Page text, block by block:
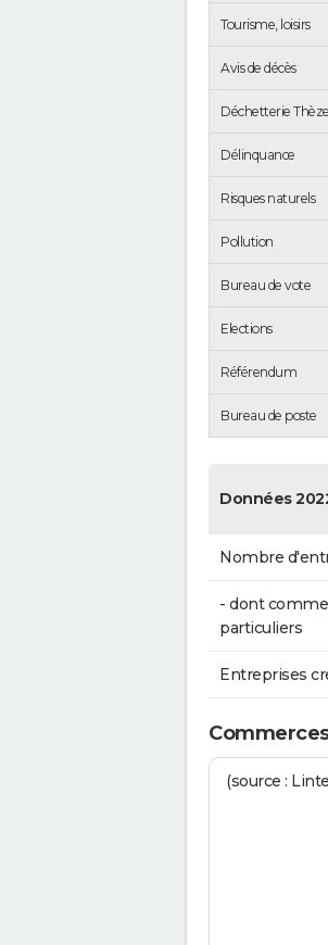
Tourisme, loisirs
Avis de décès
Déchetterie Thèze
Délinquance
Risques naturels
Pollution
Bureau de vote
Elections
Référendum
Bureau de poste
Données
Nombre
- dont
particuliers
Entreprises
(source :